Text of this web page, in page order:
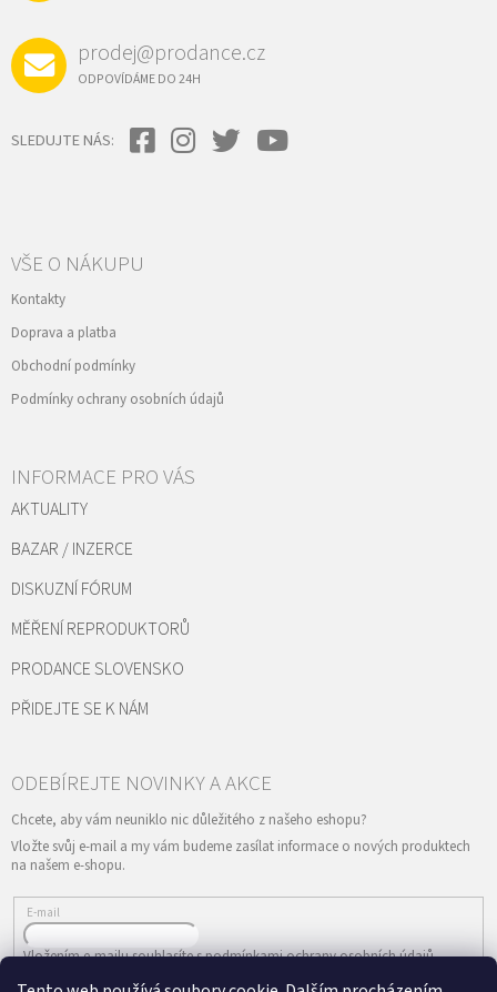
prodej@prodance.cz
ODPOVÍDÁME DO 24H
SLEDUJTE NÁS:
VŠE O NÁKUPU
Kontakty
Doprava a platba
Obchodní podmínky
Podmínky ochrany osobních údajů
INFORMACE PRO VÁS
AKTUALITY
BAZAR / INZERCE
DISKUZNÍ FÓRUM
MĚŘENÍ REPRODUKTORŮ
PRODANCE SLOVENSKO
PŘIDEJTE SE K NÁM
Vložte svůj e-mail a my vám budeme zasílat informace o nových produktech
na našem e-shopu.
E-mail
Vložením e-mailu souhlasíte spodmínkami ochrany osobních údajů